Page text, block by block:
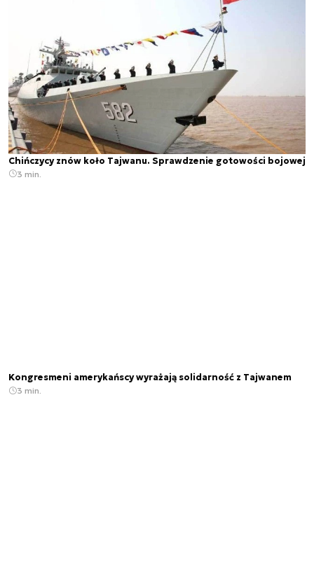
Chińczycy znów koło Tajwanu. Sprawdzenie gotowości bojowej
3 min.
Kongresmeni amerykańscy wyrażają solidarność z Tajwanem
3 min.